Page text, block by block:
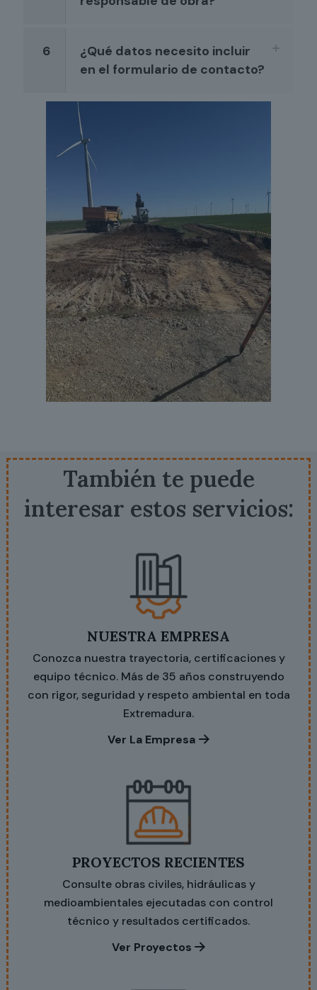
6
¿Qué datos necesito incluir
en el formulario de contacto?
También te puede
interesar estos servicios:
NUESTRA EMPRESA
Conozca nuestra trayectoria, certificaciones y
equipo técnico. Más de 35 años construyendo
con rigor, seguridad y respeto ambiental en toda
Extremadura.
Ver La Empresa
PROYECTOS RECIENTES
Consulte obras civiles, hidráulicas y
medioambientales ejecutadas con control
técnico y resultados certificados.
Ver Proyectos